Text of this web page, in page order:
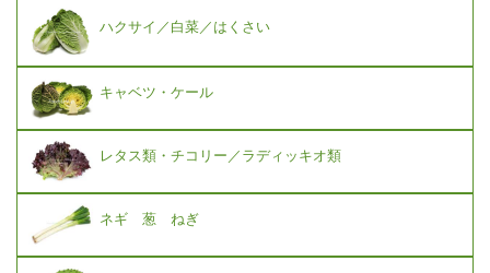
ハクサイ／白菜／はくさい
キャベツ・ケール
レタス類・チコリー／ラディッキオ類
ネギ 葱 ねぎ